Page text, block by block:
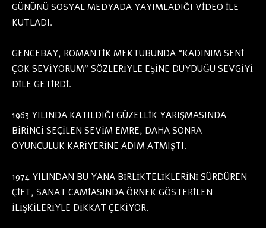
GÜNÜNÜ SOSYAL MEDYADA YAYIMLADIĞI VİDEO İLE
KUTLADI.
GENCEBAY, ROMANTİK MEKTUBUNDA “KADINIM SENİ
ÇOK SEVİYORUM” SÖZLERİYLE EŞİNE DUYDUĞU SEVGİYİ
DİLE GETİRDİ.
1963 YILINDA KATILDIĞI GÜZELLİK YARIŞMASINDA
BİRİNCİ SEÇİLEN SEVİM EMRE, DAHA SONRA
OYUNCULUK KARİYERİNE ADIM ATMIŞTI.
1974 YILINDAN BU YANA BİRLİKTELİKLERİNİ SÜRDÜREN
ÇİFT, SANAT CAMİASINDA ÖRNEK GÖSTERİLEN
İLİŞKİLERİYLE DİKKAT ÇEKİYOR.